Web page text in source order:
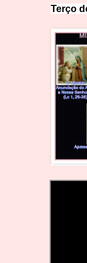
Terço